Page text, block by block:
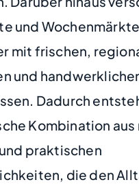
und
mit frischen,
und
Dadurch
Kombination
praktischen
die den